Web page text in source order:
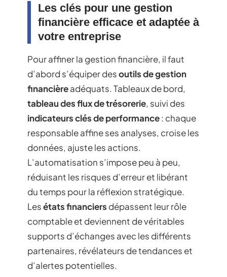
Les clés pour une gestion
financière efficace et adaptée à
votre entreprise
Pour affiner la gestion financière, il faut
d’abord s’équiper desoutils de gestion
financièreadéquats. Tableaux de bord,
tableau des flux de trésorerie, suivi des
indicateurs clés de performance: chaque
responsable affine ses analyses, croise les
données, ajuste les actions.
L’automatisation s’impose peu à peu,
réduisant les risques d’erreur et libérant
du temps pour la réflexion stratégique.
Lesétats financiers dépassent leur rôle
comptable et deviennent de véritables
supports d’échanges avec les différents
partenaires, révélateurs de tendances et
d’alertes potentielles.